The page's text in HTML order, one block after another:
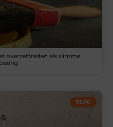
overzettreden als slimme
BLOG